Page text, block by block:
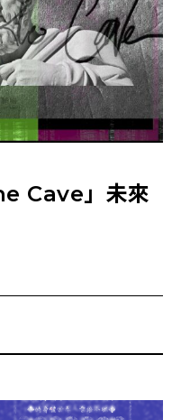
Cave」未來